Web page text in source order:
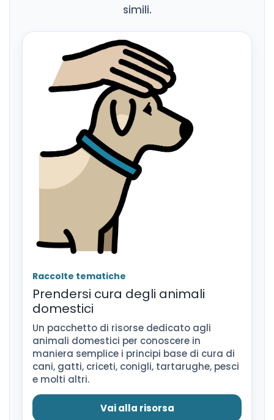
simili.
Raccolte tematiche
Prendersi cura degli animali
domestici
Un pacchetto di risorse dedicato agli
animali domestici per conoscere in
maniera semplice i principi base di cura di
cani, gatti, criceti, conigli, tartarughe, pesci
e molti altri.
Vai alla risorsa